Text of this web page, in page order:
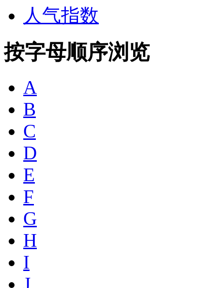
人气指数
按字母顺序浏览
A
B
C
D
E
F
G
H
I
J